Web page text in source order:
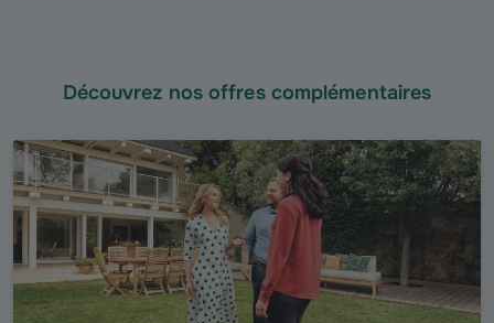
Découvrez nos offres complémentaires